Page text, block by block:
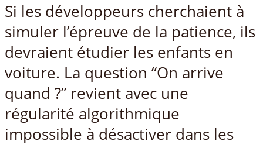
Si les développeurs cherchaient à
simuler l’épreuve de la patience, ils
devraient étudier les enfants en
voiture. La question “On arrive
quand ?” revient avec une
régularité algorithmique
impossible à désactiver dans les